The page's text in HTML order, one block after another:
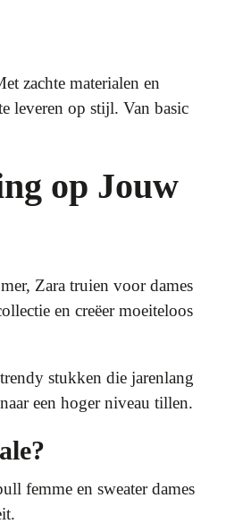
zachte materialen en
leveren op stijl. Van basic
op Jouw
Zara truien voor dames
en creëer moeiteloos
stukken die jarenlang
een hoger niveau tillen.
femme en sweater dames